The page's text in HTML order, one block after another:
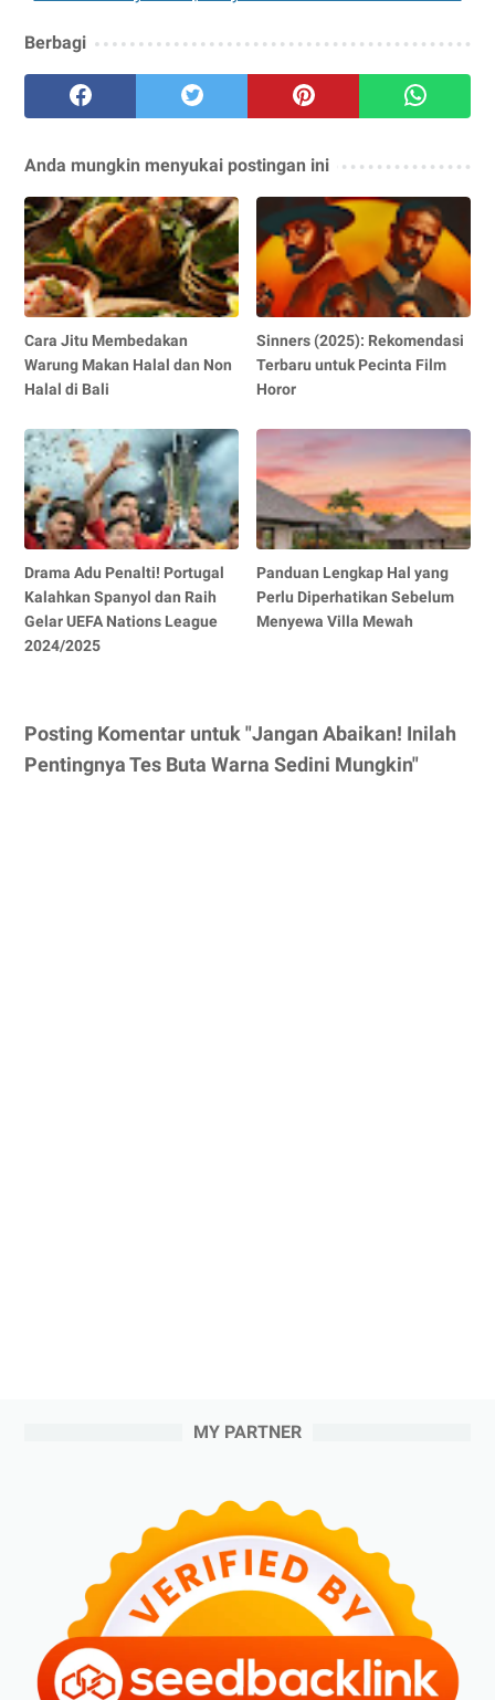
Berbagi
Anda mungkin menyukai postingan ini
Cara Jitu Membedakan
Warung Makan Halal dan Non
Halal di Bali
Sinners (2025): Rekomendasi
Terbaru untuk Pecinta Film
Horor
Drama Adu Penalti! Portugal
Kalahkan Spanyol dan Raih
Gelar UEFA Nations League
2024/2025
Panduan Lengkap Hal yang
Perlu Diperhatikan Sebelum
Menyewa Villa Mewah
Posting Komentar untuk "Jangan Abaikan! Inilah
Pentingnya Tes Buta Warna Sedini Mungkin"
MY PARTNER